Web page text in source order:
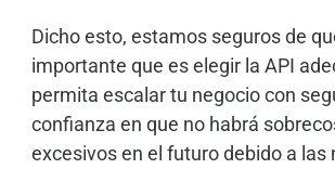
Dicho esto, estamos seguros de
importante que es elegir la API
permita escalar tu negocio con
confianza en que no habrá
excesivos en el futuro debido a las